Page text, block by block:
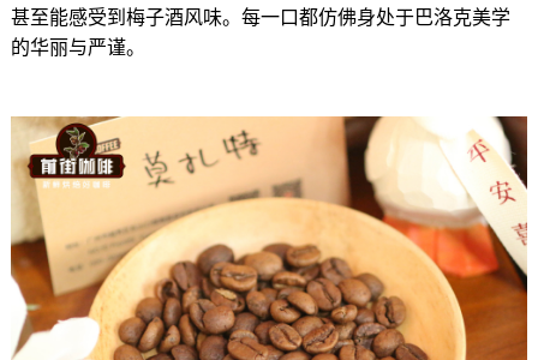
甚至能感受到梅子酒风味。每一口都仿佛身处于巴洛克美学
的华丽与严谨。